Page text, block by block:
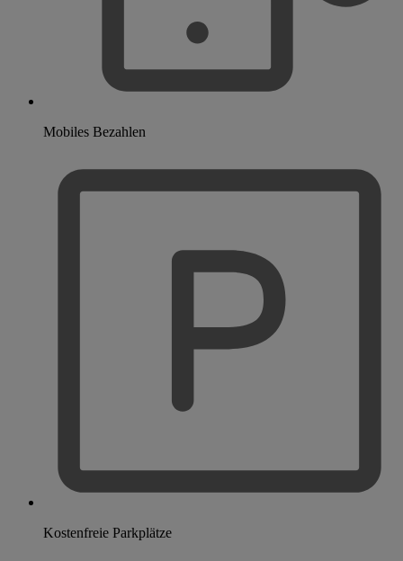
Mobiles Bezahlen
Kostenfreie Parkplätze